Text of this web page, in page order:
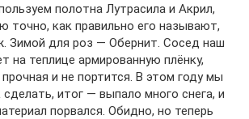
полотна Лутрасила и Акрил,
точно, как правильно его называют,
Зимой для роз — Обернит. Сосед наш
на теплице армированную плёнку,
и не портится. В этом году мы
итог — выпало много снега, и
порвался. Обидно, но теперь